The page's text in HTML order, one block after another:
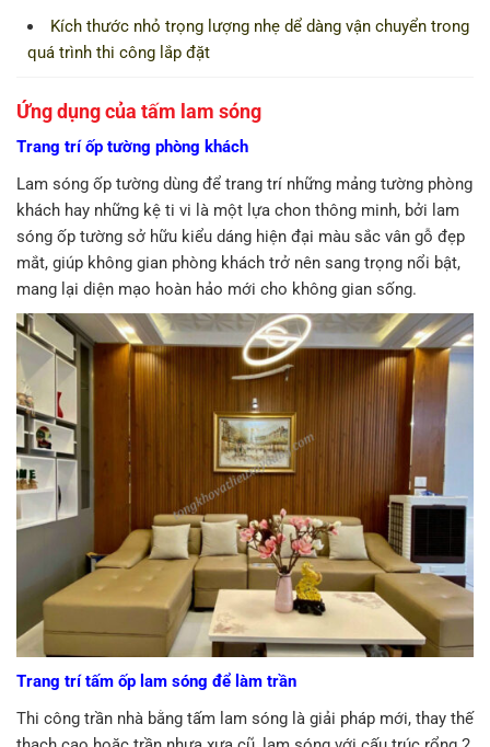
Kích thước nhỏ trọng lượng nhẹ dể dàng vận chuyển trong
quá trình thi công lắp đặt
Ứng dụng của tấm lam sóng
Trang trí ốp tường phòng khách
Lam sóng ốp tường dùng để trang trí những mảng tường phòng
khách hay những kệ ti vi là một lựa chon thông minh, bởi lam
sóng ốp tường sở hữu kiểu dáng hiện đại màu sắc vân gỗ đẹp
mắt, giúp không gian phòng khách trở nên sang trọng nổi bật,
mang lại diện mạo hoàn hảo mới cho không gian sống.
Trang trí tấm ốp lam sóng để làm trần
Thi công trần nhà bằng tấm lam sóng là giải pháp mới, thay thế